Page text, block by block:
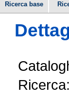
Ricerca base